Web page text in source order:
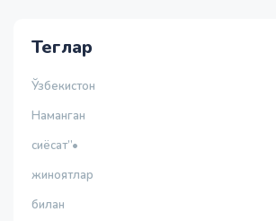
Теглар
Ўзбекистон
Наманган
сиёсат”•
жиноятлар
билан